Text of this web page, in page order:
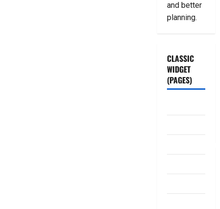
and better
planning.
CLASSIC
WIDGET
(PAGES)